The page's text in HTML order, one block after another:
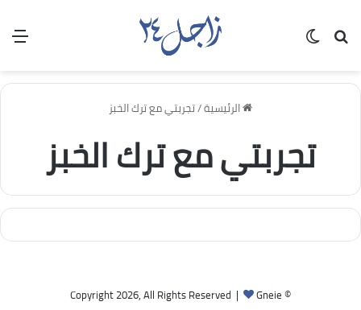
بحث عن
الرئيسية/تجربتي مع ترك الخبز
تجربتي مع ترك الخبز
© Copyright 2026, All Rights Reserved |
Gneie